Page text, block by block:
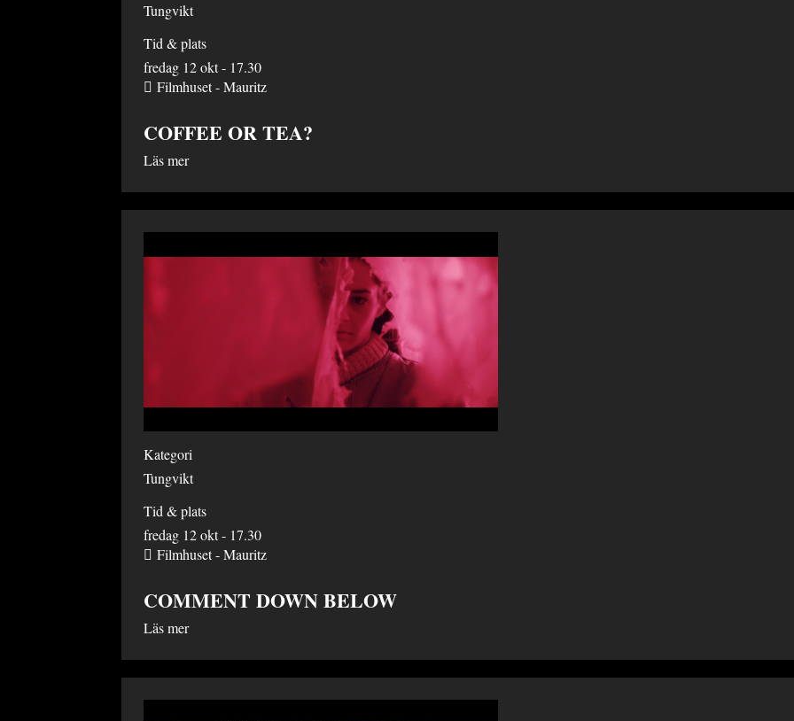
Tungvikt
Tid & plats
fredag 12 okt - 17.30
Filmhuset - Mauritz
COFFEE OR TEA?
Läs mer
Kategori
Tungvikt
Tid & plats
fredag 12 okt - 17.30
Filmhuset - Mauritz
COMMENT DOWN BELOW
Läs mer